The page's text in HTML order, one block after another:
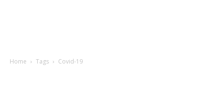
Home Tags Covid-19